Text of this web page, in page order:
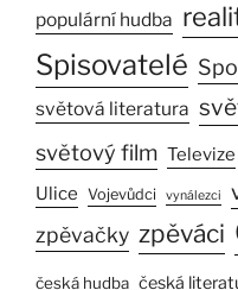
populární hudba
Spisovatelé
světová literatura
světový film Televize
Ulice Vojevůdci vynálezci
zpěvačky zpěváci
česká hudba česká